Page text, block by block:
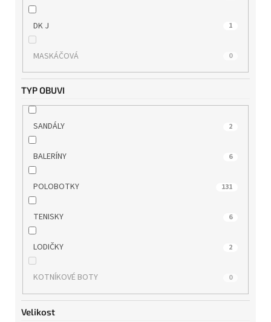
WILD 0
WINK 0
WONDERS 1
DK J 1
MASKÁČOVÁ 0
TYP OBUVI
SANDÁLY 2
BALERÍNY 6
POLOBOTKY 131
TENISKY 6
LODIČKY 2
KOTNÍKOVÉ BOTY 0
Velikost